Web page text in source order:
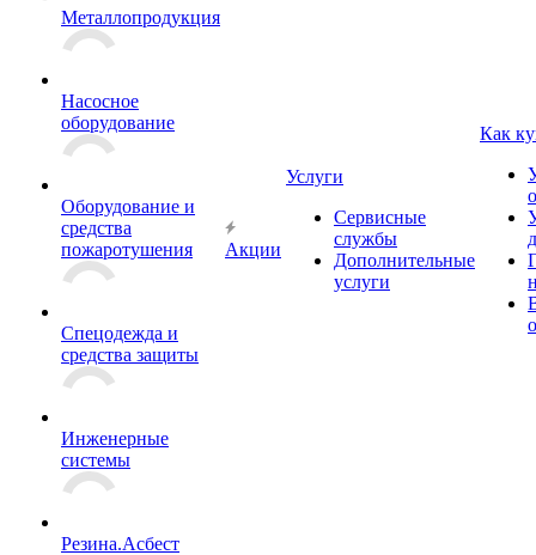
Металлопродукция
Насосное
оборудование
Оборудование и
средства
пожаротушения
Спецодежда и
средства защиты
Инженерные
системы
Резина.Асбест
Акции
Услуги
Сервисные
службы
Дополнительные
услуги
Как